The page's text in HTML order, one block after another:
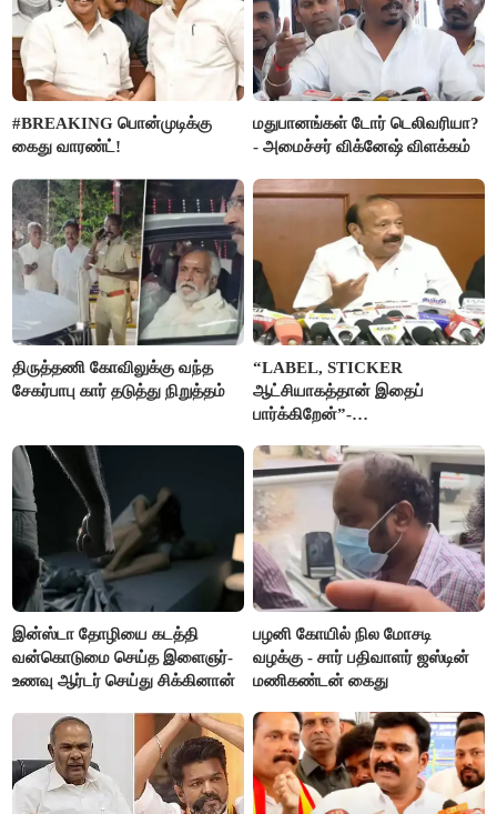
#BREAKING பொன்முடிக்கு
கைது வாரண்ட்!
மதுபானங்கள் டோர் டெலிவரியா?
- அமைச்சர் விக்னேஷ் விளக்கம்
திருத்தணி கோவிலுக்கு வந்த
சேகர்பாபு கார் தடுத்து நிறுத்தம்
“LABEL, STICKER
ஆட்சியாகத்தான் இதைப்
பார்க்கிறேன்”-
இன்ஸ்டா தோழியை கடத்தி
வன்கொடுமை செய்த இளைஞர்-
உணவு ஆர்டர் செய்து சிக்கினான்
பழனி கோயில் நில மோசடி
வழக்கு - சார் பதிவாளர் ஜஸ்டின்
மணிகண்டன் கைது